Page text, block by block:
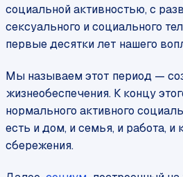
социальной активностью, с
сексуального и социального
первые десятки лет нашего
Мы называем этот период —
жизнеобеспечения. К концу
нормального активного
есть и дом, и семья, и работа,
сбережения.